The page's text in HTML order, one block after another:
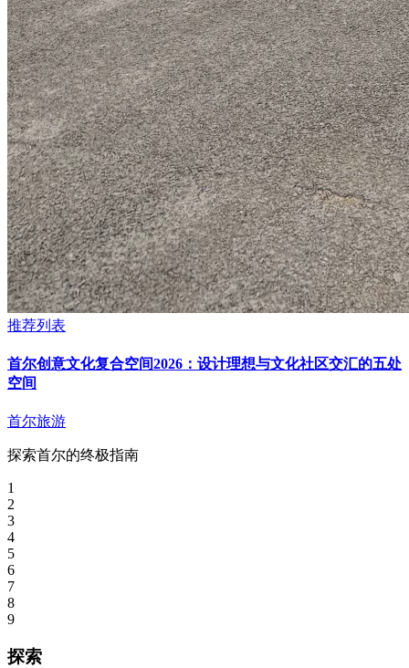
推荐列表
首尔创意文化复合空间2026：设计理想与文化社区交汇的五处
空间
首尔旅游
探索首尔的终极指南
1
2
3
4
5
6
7
8
9
探索